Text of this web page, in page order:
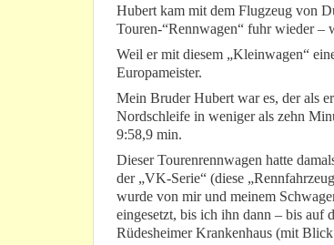
Hubert kam mit dem Flugzeug von
Touren-“Rennwagen“ fuhr wieder –
Weil er mit diesem „Kleinwagen“
Europameister.
Mein Bruder Hubert war es, der als
Nordschleife in weniger als zehn
9:58,9 min.
Dieser Tourenrennwagen hatte
der „VK-Serie“ (diese
wurde von mir und meinem
eingesetzt, bis ich ihn dann – bis auf
Rüdesheimer Krankenhaus (mit